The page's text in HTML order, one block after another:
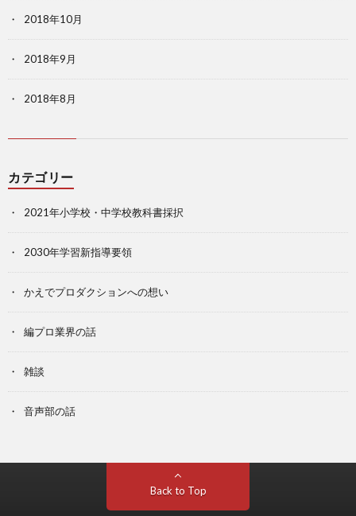
2018年10月
2018年9月
2018年8月
カテゴリー
2021年小学校・中学校教科書採択
2030年学習新指導要領
かえでプロダクションへの想い
編プロ業界の話
雑談
音声部の話
Back to Top